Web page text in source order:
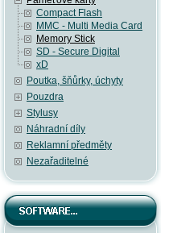
Compact Flash
MMC - Multi Media Card
Memory Stick
SD - Secure Digital
xD
Poutka, šňůrky, úchyty
Pouzdra
Stylusy
Náhradní díly
Reklamní předměty
Nezařaditelné